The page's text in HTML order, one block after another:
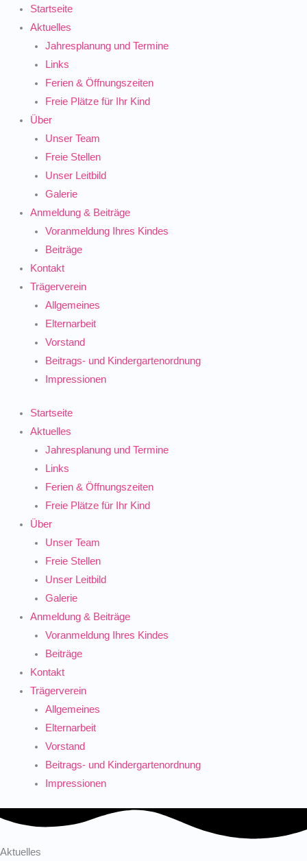
Inhalt
springen
Startseite
Aktuelles
Jahresplanung und Termine
Links
Ferien & Öffnungszeiten
Freie Plätze für Ihr Kind
Über
Unser Team
Freie Stellen
Unser Leitbild
Galerie
Anmeldung & Beiträge
Voranmeldung Ihres Kindes
Beiträge
Kontakt
Trägerverein
Allgemeines
Elternarbeit
Vorstand
Beitrags- und Kindergartenordnung
Impressionen
Startseite
Aktuelles
Jahresplanung und Termine
Links
Ferien & Öffnungszeiten
Freie Plätze für Ihr Kind
Über
Unser Team
Freie Stellen
Unser Leitbild
Galerie
Anmeldung & Beiträge
Voranmeldung Ihres Kindes
Beiträge
Kontakt
Trägerverein
Allgemeines
Elternarbeit
Vorstand
Beitrags- und Kindergartenordnung
Impressionen
Aktuelles